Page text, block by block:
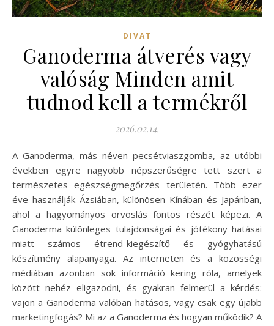
DIVAT
Ganoderma átverés vagy
valóság Minden amit
tudnod kell a termékről
2026.02.14.
A Ganoderma, más néven pecsétviaszgomba, az utóbbi
években egyre nagyobb népszerűségre tett szert a
természetes egészségmegőrzés területén. Több ezer
éve használják Ázsiában, különösen Kínában és Japánban,
ahol a hagyományos orvoslás fontos részét képezi. A
Ganoderma különleges tulajdonságai és jótékony hatásai
miatt számos étrend-kiegészítő és gyógyhatású
készítmény alapanyaga. Az interneten és a közösségi
médiában azonban sok információ kering róla, amelyek
között nehéz eligazodni, és gyakran felmerül a kérdés:
vajon a Ganoderma valóban hatásos, vagy csak egy újabb
marketingfogás? Mi az a Ganoderma és hogyan működik? A